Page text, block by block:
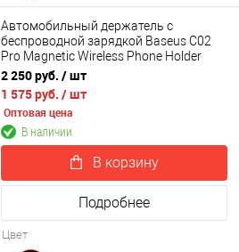
Автомобильный держатель с
беспроводной зарядкой Baseus C02
Pro Magnetic Wireless Phone Holder
15W (C40156000112-Z1)
2 250 руб. / шт
1 575 руб. / шт
Оптовая цена
В наличии
В корзину
Подробнее
Цвет